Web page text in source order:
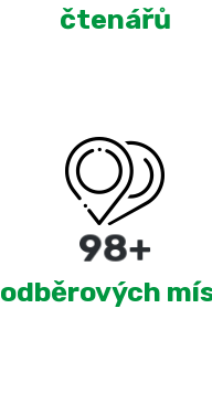
čtenářů
180+
odběrových